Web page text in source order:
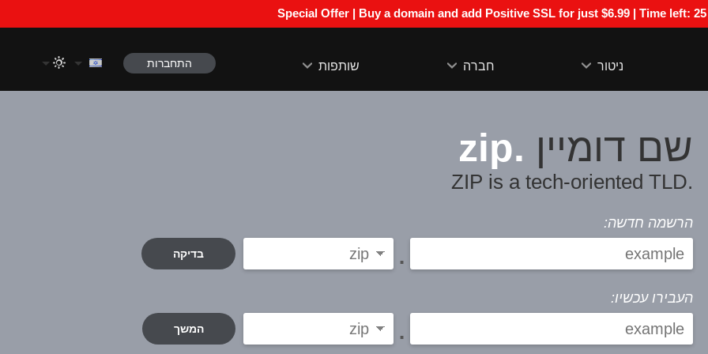
Special Offer | Buy a domain and add Positive SSL for just $6.99 | Time left:
ניטור חברה שותפות התחברות
שם דומיין .zip
.ZIP is a tech-oriented TLD
הרשמה חדשה:
. בדיקה
העבירו עכשיו:
. המשך